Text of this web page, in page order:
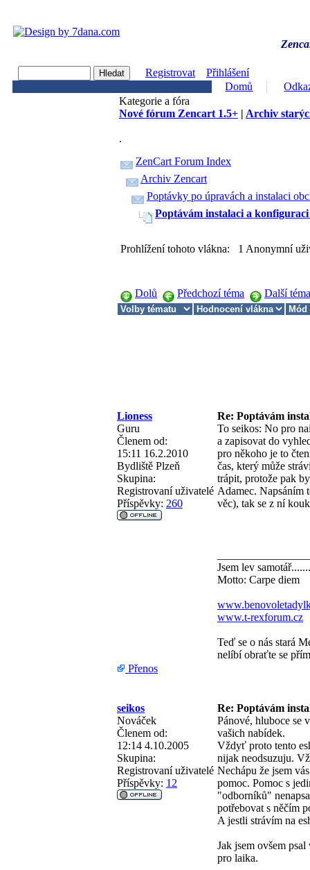
Registrovat
Přihlášení
Domů
Kategorie a fóra
Nové fórum Zencart 1.5+ | Archiv
.
ZenCart Forum Index
Archiv Zencart
Poptávky po úpravách a instalaci
Poptávám instalaci a
Prohlížení tohoto vlákna: 1 Anonymní
Dolů Předchozí téma Další téma
Lioness
Re: Poptávám
Guru
Členem od:
15:11 16.2.2010
Bydliště Plzeň
Skupina:
Registrovaní uživatelé
Příspěvky: 260
To seikos: No pro
a zapisovat do
pro někoho je to
čas, který může
trápit, protože pak
Adamec. Napsáním
věc), tak se z ní
Jsem lev
Motto: Carpe diem
www.t-rexforum.cz
Teď se o nás stará
nelíbí obraťte se
Přenos
seikos
Re: Poptávám
Nováček
Členem od:
12:14 4.10.2005
Skupina:
Registrovaní uživatelé
Příspěvky: 12
Pánové, hluboce se
vašich nabídek.
Vždyť proto tento
nijak neodsuzuju.
Nechápu že jsem
pomoc. Pomoc s
"odborníků"
potřebovat s něčím
A jestli strávím na
Jak jsem ovšem
pro laika.